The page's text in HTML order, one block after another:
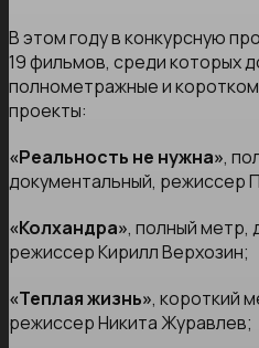
В этом году в конкурсную
19 фильмов, среди которых
полнометражные и
проекты:
«Реальность не нужна»,
документальный, режиссер
«Колхандра», полный метр,
режиссер Кирилл Верхозин;
«Теплая жизнь», короткий
режиссер Никита Журавлев;